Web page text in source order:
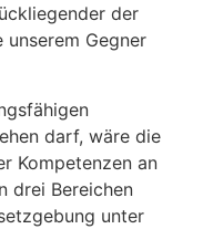
der
Gegner
darf, wäre die
Kompetenzen an
drei Bereichen
unter